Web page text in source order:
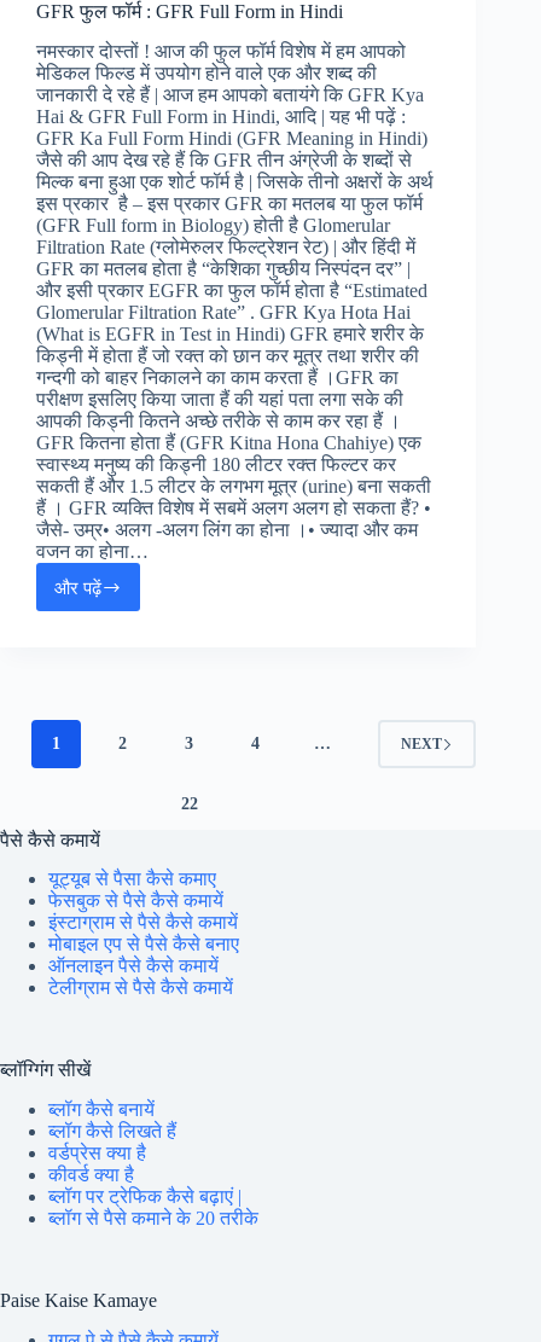
Kya
Hai
GFR फुल फॉर्म : GFR Full Form in Hindi
नमस्कार दोस्तों ! आज की फुल फॉर्म विशेष में हम आपको
मेडिकल फिल्ड में उपयोग होने वाले एक और शब्द की
जानकारी दे रहे हैं | आज हम आपको बतायंगे कि GFR Kya
Hai & GFR Full Form in Hindi, आदि | यह भी पढ़ें :
GFR Ka Full Form Hindi (GFR Meaning in Hindi)
जैसे की आप देख रहे हैं कि GFR तीन अंग्रेजी के शब्दों से
मिल्क बना हुआ एक शोर्ट फॉर्म है | जिसके तीनो अक्षरों के अर्थ
इस प्रकार है – इस प्रकार GFR का मतलब या फुल फॉर्म
(GFR Full form in Biology) होती है Glomerular
Filtration Rate (ग्लोमेरुलर फिल्ट्रेशन रेट) | और हिंदी में
GFR का मतलब होता है “केशिका गुच्छीय निस्पंदन दर” |
और इसी प्रकार EGFR का फुल फॉर्म होता है “Estimated
Glomerular Filtration Rate” . GFR Kya Hota Hai
(What is EGFR in Test in Hindi) GFR हमारे शरीर के
किड्नी में होता हैं जो रक्त को छान कर मूत्र तथा शरीर की
गन्दगी को बाहर निकालने का काम करता हैं ।GFR का
परीक्षण इसलिए किया जाता हैं की यहां पता लगा सके की
आपकी किड्नी कितने अच्छे तरीके से काम कर रहा हैं ।
GFR कितना होता हैं (GFR Kitna Hona Chahiye) एक
स्वास्थ्य मनुष्य की किड्नी 180 लीटर रक्त फिल्टर कर
सकती हैं और 1.5 लीटर के लगभग मूत्र (urine) बना सकती
हैं । GFR व्यक्ति विशेष में सबमें अलग अलग हो सकता हैं? •
जैसे- उम्र• अलग -अलग लिंग का होना ।• ज्यादा और कम
वजन का होना…
और पढ़ेंGFR
Form
1 2 3 4 …
22
NEXT
पैसे कैसे कमायें
यूट्यूब से पैसा कैसे कमाए
फेसबुक से पैसे कैसे कमायें
इंस्टाग्राम से पैसे कैसे कमायें
मोबाइल एप से पैसे कैसे बनाए
ऑनलाइन पैसे कैसे कमायें
टेलीग्राम से पैसे कैसे कमायें
ब्लॉग्गिंग सीखें
ब्लॉग कैसे बनायें
ब्लॉग कैसे लिखते हैं
वर्डप्रेस क्या है
कीवर्ड क्या है
ब्लॉग पर ट्रेफिक कैसे बढ़ाएं |
ब्लॉग से पैसे कमाने के 20 तरीके
Paise Kaise Kamaye